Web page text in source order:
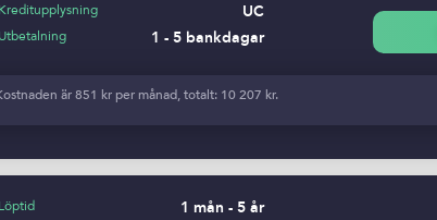
Kreditupplysning UC
Utbetalning 1 - 5 bankdagar
är 851 kr per månad, totalt: 10 207 kr.
Löptid 1 mån - 5 år